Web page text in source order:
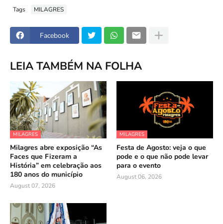
Tags MILAGRES
Facebook
LEIA TAMBÉM NA FOLHA
MILAGRES
Milagres abre exposição “As
Faces que Fizeram a
História” em celebração aos
180 anos do município
August 07, 2026
MILAGRES
Festa de Agosto: veja o que
pode e o que não pode levar
para o evento
August 06, 2026